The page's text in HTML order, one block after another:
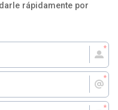
rápidamente por